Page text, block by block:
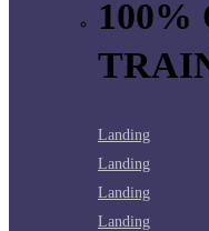
100%
Landing
Landing
Landing
Landing